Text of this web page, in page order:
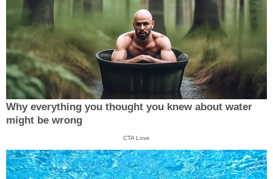
Why everything you thought you knew about water
might be wrong
CTA Love